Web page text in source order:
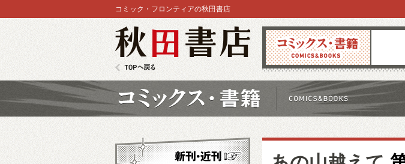
コミックス 雑誌
コミック・フロンティアの秋田書店